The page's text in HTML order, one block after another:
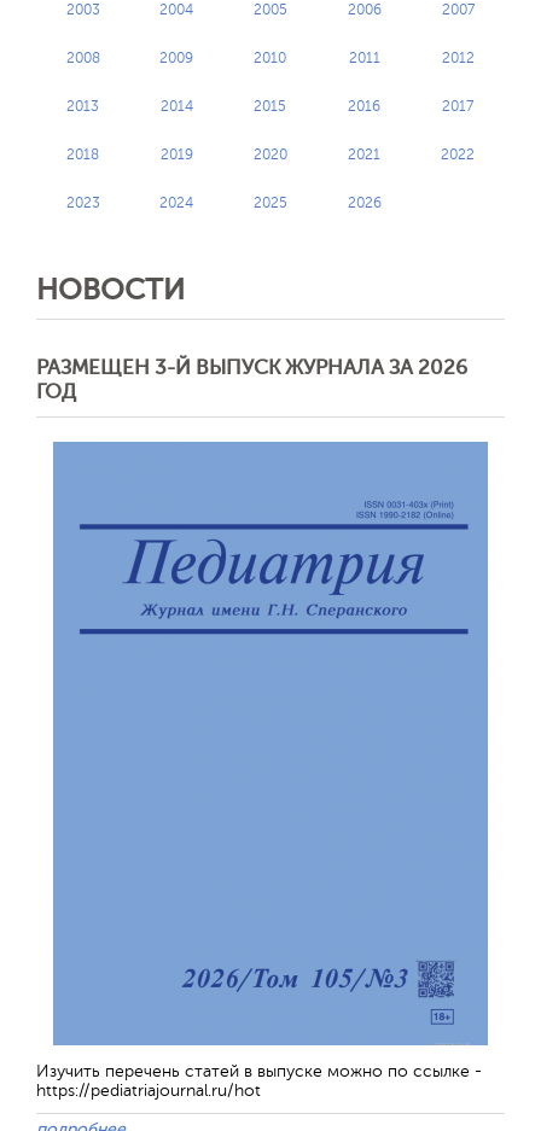
2003 2004 2005 2006 2007
2008 2009 2010 2011 2012
2013 2014 2015 2016 2017
2018 2019 2020 2021 2022
2023 2024 2025 2026
НОВОСТИ
РАЗМЕЩЕН 3-Й ВЫПУСК ЖУРНАЛА ЗА 2026
ГОД
Изучить перечень статей в выпуске можно по ссылке -
https://pediatriajournal.ru/hot